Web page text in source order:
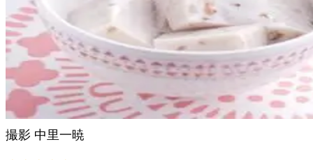
撮影 中里一暁